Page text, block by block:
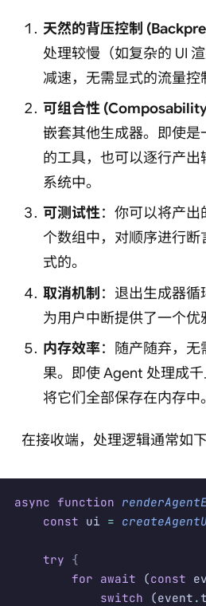
天然的背压控制
处理较慢（如复杂的 UI
减速，无需显式的流量控
可组合性
嵌套其他生成器。即使是
的工具，也可以逐行产
系统中。
可测试性：你可以将产
个数组中，对顺序进行断
式的。
取消机制 ：退出生成器循
为用户中断提供了一个优
内存效率：随产随弃，
果。即使 Agent 处理成
将它们全部保存在内存中。
在接收端，处理逻辑通常如下
async function
    const
ui =
    try
{
        for
await (const
            switch
(event .